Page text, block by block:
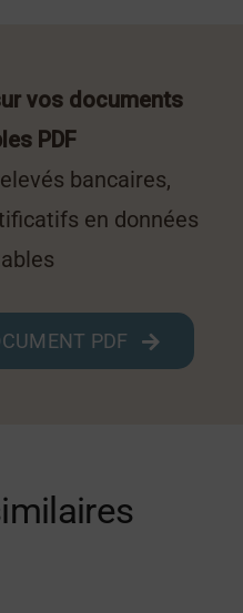
vos documents
PDF
bancaires,
en données
PDF